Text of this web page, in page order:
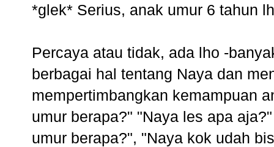
*glek* Serius, anak umur 6 tahun
Percaya atau tidak, ada lho -
berbagai hal tentang Naya dan
mempertimbangkan kemampuan
umur berapa?" "Naya les apa
umur berapa?", "Naya kok udah